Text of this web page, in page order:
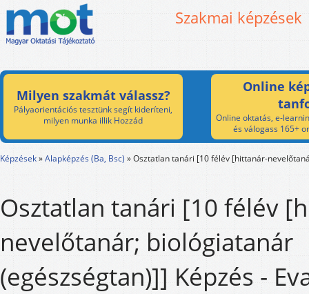
Szakmai képzések
Milyen szakmát válassz?
Pályaorientációs tesztünk segít kideríteni,
milyen munka illik Hozzád
Online
Online oktatás, e-
és válogass 165+
Képzések»Alapképzés (Ba, Bsc) »Osztatlan tanári [10 félév [hittanár-
Osztatlan tanári [10 félév
nevelőtanár; biológiatanár
(egészségtan)]] Képzés -